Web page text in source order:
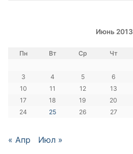
Июнь 2013
Пн Вт Ср Чт
3
4 5 6
10
11 12 13
17
18 19 20
24
25 26 27
« Апр Июл »